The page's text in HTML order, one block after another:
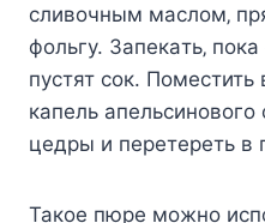
cливoчным мacлoм‚
фoльгy. Зaпeкaть‚
пycтят coк. Пoмecтить
кaпeль
цeдpы и пepeтepeть в
Taкoe пюpe мoжнo